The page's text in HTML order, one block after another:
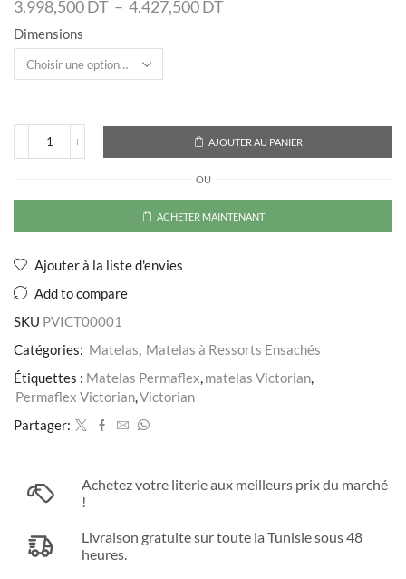
3.998,500DT – 4.427,500DTPlage
Dimensions
quantité
Victorian
AJOUTER AU PANIER
OU
ACHETER MAINTENANT
Ajouter à la liste d'envies
Add to compare
SKU PVICT00001
Catégories: Matelas, Matelas à Ressorts Ensachés
Étiquettes : Matelas Permaflex,matelas Victorian,
Permaflex Victorian,Victorian
Partager:
Achetez votre literie aux meilleurs prix du marché
!
Livraison gratuite sur toute la Tunisie sous 48
heures.